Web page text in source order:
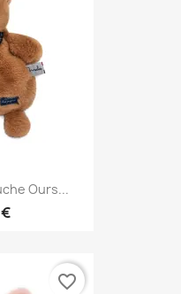
Ours...
favorite_border